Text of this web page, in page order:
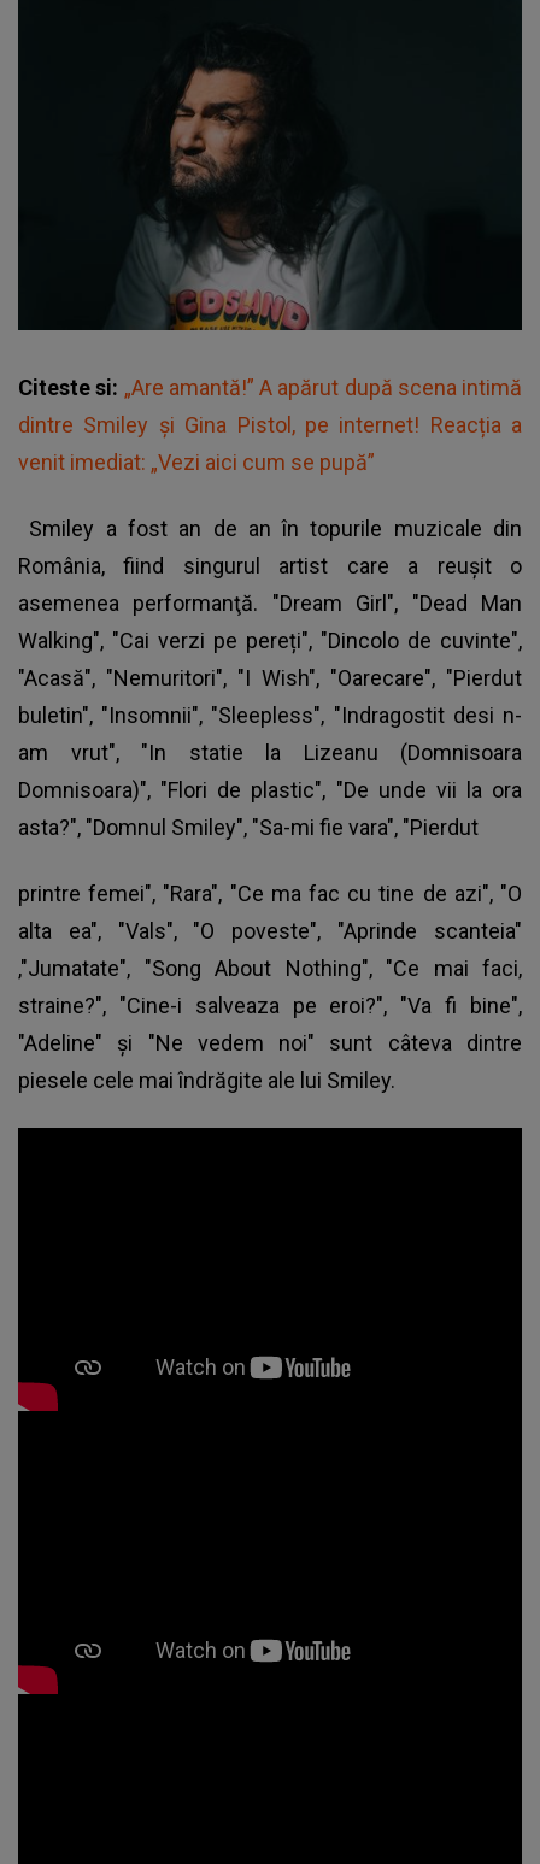
Citeste si: „Are amantă!” A apărut după scena intimă
dintre Smiley și Gina Pistol, pe internet! Reacția a
venit imediat: „Vezi aici cum se pupă”
Smiley a fost an de an în topurile muzicale din
România, fiind singurul artist care a reuşit o
asemenea performanţă. "Dream Girl", "Dead Man
Walking", "Cai verzi pe pereți", "Dincolo de cuvinte",
"Acasă", "Nemuritori", "I Wish", "Oarecare", "Pierdut
buletin", "Insomnii", "Sleepless", "Indragostit desi n-
am vrut", "In statie la Lizeanu (Domnisoara
Domnisoara)", "Flori de plastic", "De unde vii la ora
asta?", "Domnul Smiley", "Sa-mi fie vara", "Pierdut
printre femei", "Rara", "Ce ma fac cu tine de azi", "O
alta ea", "Vals", "O poveste", "Aprinde scanteia"
,"Jumatate", "Song About Nothing", "Ce mai faci,
straine?", "Cine-i salveaza pe eroi?", "Va fi bine",
"Adeline" şi "Ne vedem noi" sunt câteva dintre
piesele cele mai îndrăgite ale lui Smiley.